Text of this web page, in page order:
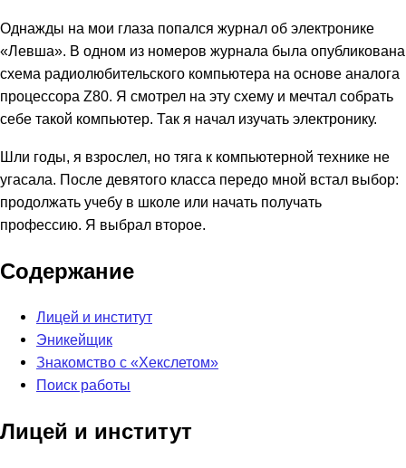
Однажды на мои глаза попался журнал об электронике
«Левша». В одном из номеров журнала была опубликована
схема радиолюбительского компьютера на основе аналога
процессора Z80. Я смотрел на эту схему и мечтал собрать
себе такой компьютер. Так я начал изучать электронику.
Шли годы, я взрослел, но тяга к компьютерной технике не
угасала. После девятого класса передо мной встал выбор:
продолжать учебу в школе или начать получать
профессию. Я выбрал второе.
Содержание
Лицей и институт
Эникейщик
Знакомство с «Хекслетом»
Поиск работы
Лицей и институт